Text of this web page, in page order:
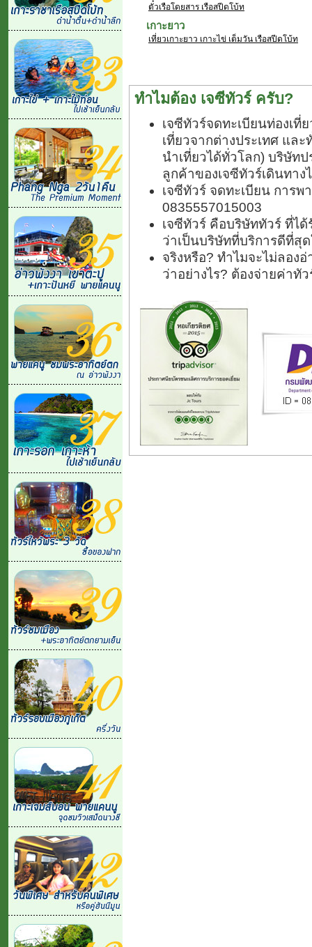
ตั๋วเรือโดยสาร เรือสปีดโบ้ท
เกาะยาว
เที่ยวเกาะยาว เกาะไข่ เต็มวัน เรือสปีดโบ้ท
ทำไมต้อง เจซีทัวร์ ครับ?
เจซีทัวร์จดทะเบียนท่องเที่
เที่ยวจากต่างประเทศ แล
นำเที่ยวได้ทั่วโลก) บริษัท
ลูกค้าของเจซีทัวร์เดินทาง
เจซีทัวร์ จดทะเบียน การ
0835557015003
เจซีทัวร์ คือบริษัททัวร์ ที่ไ
ว่าเป็นบริษัทที่บริการดีที่สุ
จริงหรือ? ทำไมจะไม่ลอง
ว่าอย่างไร? ต้องจ่ายค่าทั